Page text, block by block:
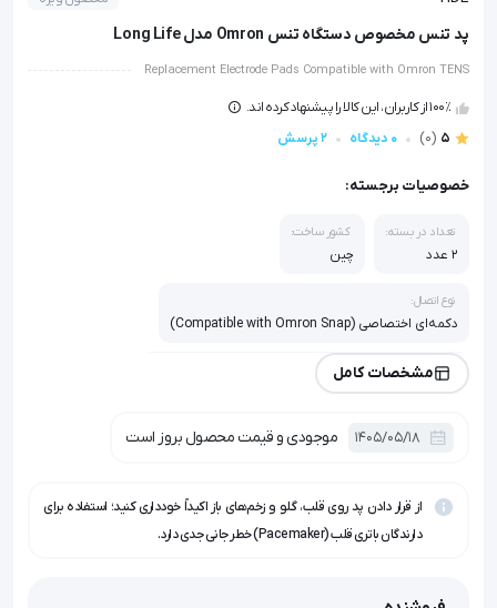
پد تنس مخصوص دستگاه تنس Omron مدل Long Life
Replacement Electrode Pads Compatible with Omron TENS
100٪ از کاربران، این کالا را پیشنهاد کرده اند.
5
(0) 0 دیدگاه 2 پرسش
خصوصیات برجسته:
تعداد در بسته:
2 عدد
کشور ساخت:
چین
نوع اتصال:
دکمه‌ای اختصاصی (Compatible with Omron Snap)
سازگاری با دستگاه:
سری‌های Omron HV-F (مثل HV-F127, HV-F128, E2, E4)
تکنولوژی ژل:
مشخصات کامل
1405/05/18 موجودی و قیمت محصول بروز است
از قرار دادن پد روی قلب، گلو و زخم‌های باز اکیداً خودداری کنید؛ استفاده برای
دارندگان باتری قلب (Pacemaker) خطر جانی جدی دارد.